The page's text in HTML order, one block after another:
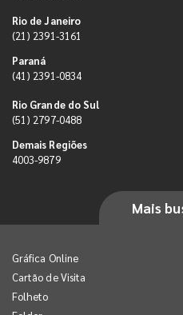
Rio de Janeiro
(21) 2391-3161
Paraná
(41) 2391-0834
Rio Grande do Sul
(51) 2797-0488
Demais Regiões
4003-9879
Mais
Gráfica Online
Cartão de Visita
Folheto